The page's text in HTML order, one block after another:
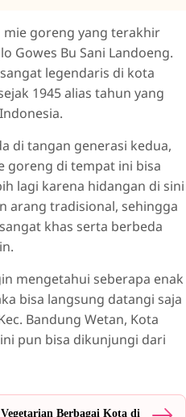
mie goreng yang terakhir
Gowes Bu Sani Landoeng.
legendaris di kota
1945 alias tahun yang
di tangan generasi kedua,
goreng di tempat ini bisa
lagi karena hidangan di sini
arang tradisional, sehingga
khas serta berbeda
mengetahui seberapa enak
bisa langsung datangi saja
Bandung Wetan, Kota
pun bisa dikunjungi dari
Berbagai Kota di